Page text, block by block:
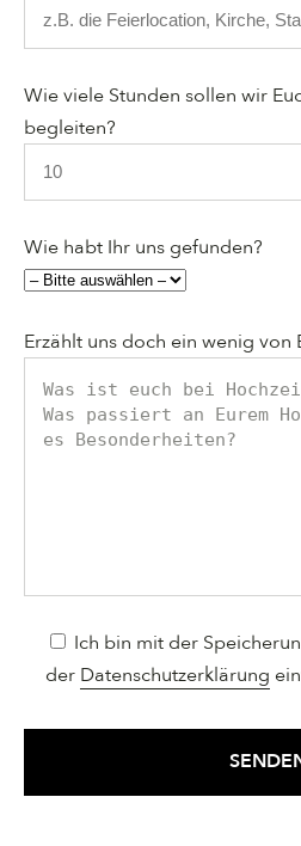
Wie viele Stunden sollen wir
begleiten?
Wie habt Ihr uns gefunden?
Erzählt uns doch ein wenig von
Ich bin mit der
der Datenschutzerklärung